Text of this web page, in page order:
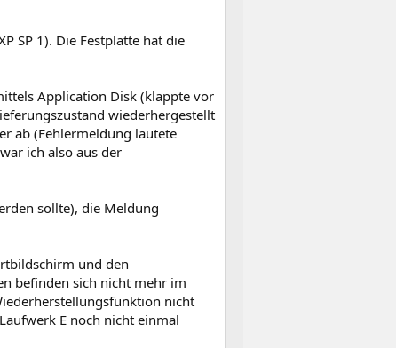
SP 1). Die Festplatte hat die
Application Disk (klappte vor
wiederhergestellt
ab (Fehlermeldung lautete
ich also aus der
sollte), die Meldung
und den
befinden sich nicht mehr im
nicht
E noch nicht einmal